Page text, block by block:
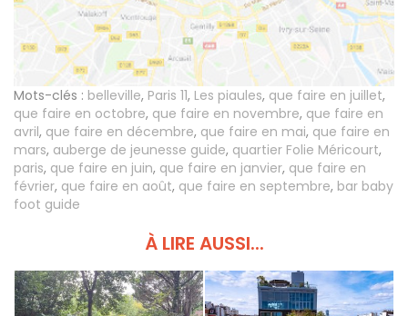
Mots-clés : belleville, Paris 11, Les piaules, que faire en juillet,
que faire en octobre, que faire en novembre, que faire en
avril, que faire en décembre, que faire en mai, que faire en
mars, auberge de jeunesse guide, quartier Folie Méricourt,
paris, que faire en juin, que faire en janvier, que faire en
février, que faire en août, que faire en septembre, bar baby
foot guide
À LIRE AUSSI...